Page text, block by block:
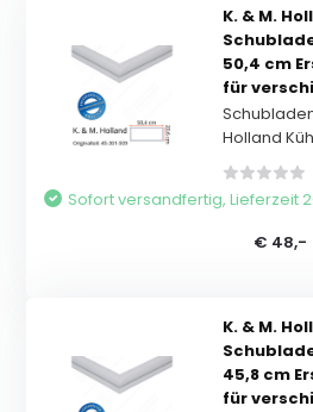
K. & M.
50,4 cm
für
Holland
Sofort versandfertig, Lieferzeit
€ 48,-
K. & M.
45,8 cm
für